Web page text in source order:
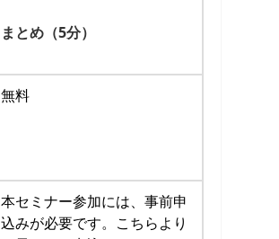
まとめ（5分）
無料
本セミナー参加には、事前申
込みが必要です。こちらより